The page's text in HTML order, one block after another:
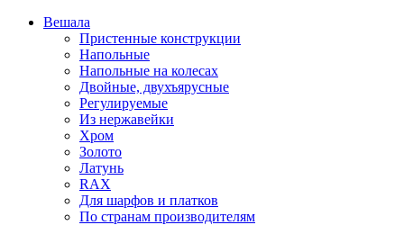
Вешала
Пристенные конструкции
Напольные
Напольные на колесах
Двойные, двухъярусные
Регулируемые
Из нержавейки
Хром
Золото
Латунь
RAX
Для шарфов и платков
По странам производителям